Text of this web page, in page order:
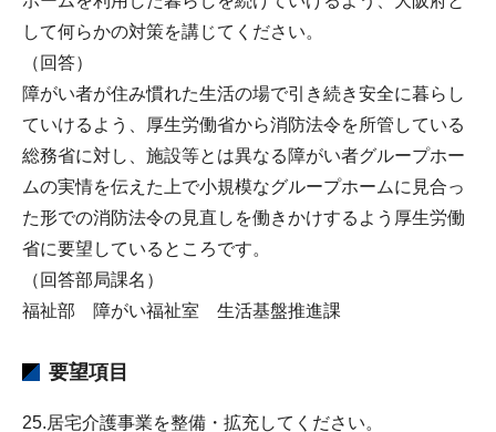
して何らかの対策を講じてください。
（回答）
障がい者が住み慣れた生活の場で引き続き安全に暮らし
ていけるよう、厚生労働省から消防法令を所管している
総務省に対し、施設等とは異なる障がい者グループホー
ムの実情を伝えた上で小規模なグループホームに見合っ
た形での消防法令の見直しを働きかけするよう厚生労働
省に要望しているところです。
（回答部局課名）
福祉部 障がい福祉室 生活基盤推進課
要望項目
25.居宅介護事業を整備・拡充してください。